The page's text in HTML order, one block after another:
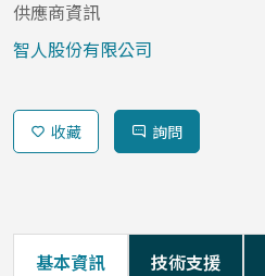
供應商資訊
智人股份有限公司
收藏 詢問
基本資訊 技術支援